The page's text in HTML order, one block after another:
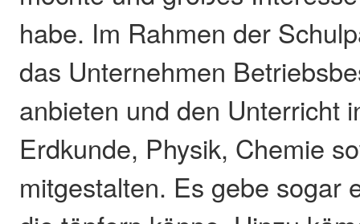
habe. Im Rahmen der
das Unternehmen
anbieten und den Unterricht
Erdkunde, Physik, Chemie
mitgestalten. Es gebe sogar